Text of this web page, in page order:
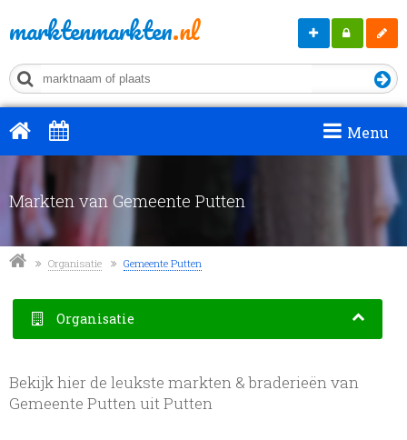
marktenmarkten.nl
Mijn
MM
Markt
aanmelden
Menu
Markten van Gemeente Putten
Organisatie Gemeente Putten
Organisatie
Bekijk hier de leukste markten & braderieën van
Gemeente Putten uit Putten